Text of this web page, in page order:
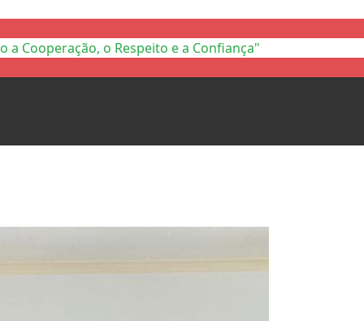
a Cooperação, o Respeito e a Confiança"